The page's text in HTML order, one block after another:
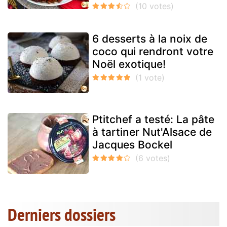
6 desserts à la noix de
coco qui rendront votre
Noël exotique!
Ptitchef a testé: La pâte
à tartiner Nut'Alsace de
Jacques Bockel
Derniers dossiers